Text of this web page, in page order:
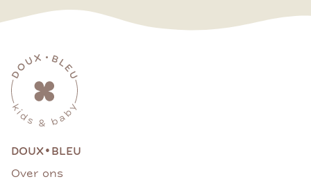
DOUX• BLEU
Over ons